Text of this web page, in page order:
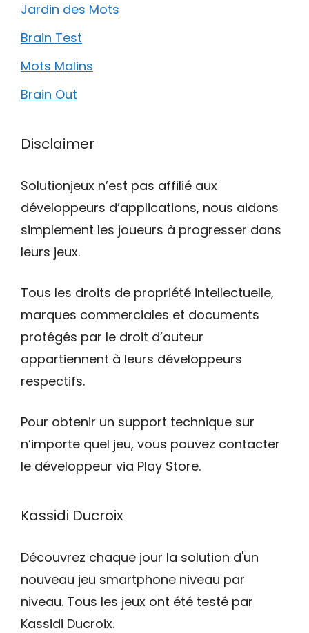
Jardin des Mots
Brain Test
Mots Malins
Brain Out
Disclaimer
Solutionjeux n’est pas affilié aux
développeurs d’applications, nous aidons
simplement les joueurs à progresser dans
leurs jeux.
Tous les droits de propriété intellectuelle,
marques commerciales et documents
protégés par le droit d’auteur
appartiennent à leurs développeurs
respectifs.
Pour obtenir un support technique sur
n’importe quel jeu, vous pouvez contacter
le développeur via Play Store.
Kassidi Ducroix
Découvrez chaque jour la solution d'un
nouveau jeu smartphone niveau par
niveau. Tous les jeux ont été testé par
Kassidi Ducroix.